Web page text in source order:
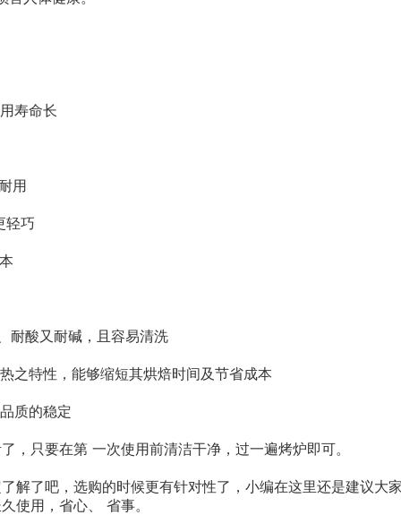
寿命长
用
轻巧
耐酸又耐碱，且容易清洗
之特性，能够缩短其烘焙时间及节省成本
质的稳定
，只要在第 一次使用前清洁干净，过一遍烤炉即可。
解了吧，选购的时候更有针对性了，小编在这里还是建议大
使用，省心、 省事。